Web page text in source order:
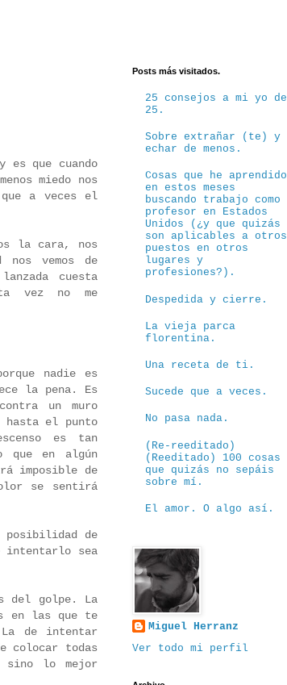
es que cuando
miedo nos
a veces el
la cara, nos
nos vemos de
cuesta
vez no me
nadie es
la pena. Es
un muro
hasta el punto
es tan
que en algún
imposible de
se sentirá
posibilidad de
intentarlo sea
del golpe. La
en las que te
de intentar
colocar todas
sino lo mejor
Posts más visitados.
25 consejos a mi yo de
25.
Sobre extrañar (te) y
echar de menos.
Cosas que he aprendido
en estos meses
buscando trabajo como
profesor en Estados
Unidos (¿y que quizás
son aplicables a otros
puestos en otros
lugares y
profesiones?).
Despedida y cierre.
La vieja parca
florentina.
Una receta de ti.
Sucede que a veces.
No pasa nada.
(Re-reeditado)
(Reeditado) 100 cosas
que quizás no sepáis
sobre mí.
El amor. O algo así.
Miguel Herranz
Ver todo mi perfil